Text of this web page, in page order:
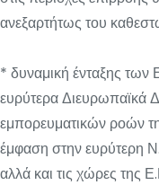
ανεξαρτήτως του
* δυναμική ένταξης
ευρύτερα Διευρωπαϊκά
εμπορευματικών ροών
έμφαση στην ευρύτερη
αλλά και τις χώρες της